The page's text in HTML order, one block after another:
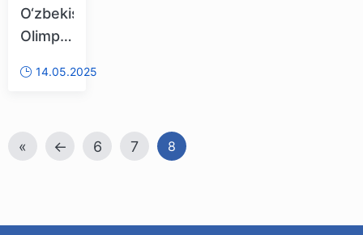
O‘zbekiston
Olimpiya
sport
ishtirok
14.05.2025
« ← 6 7 8